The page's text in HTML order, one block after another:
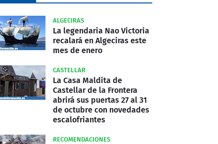
ALGECIRAS
La legendaria Nao Victoria
recalará en Algeciras este
mes de enero
CASTELLAR
La Casa Maldita de
Castellar de la Frontera
abrirá sus puertas 27 al 31
de octubre con novedades
escalofriantes
RECOMENDACIONES